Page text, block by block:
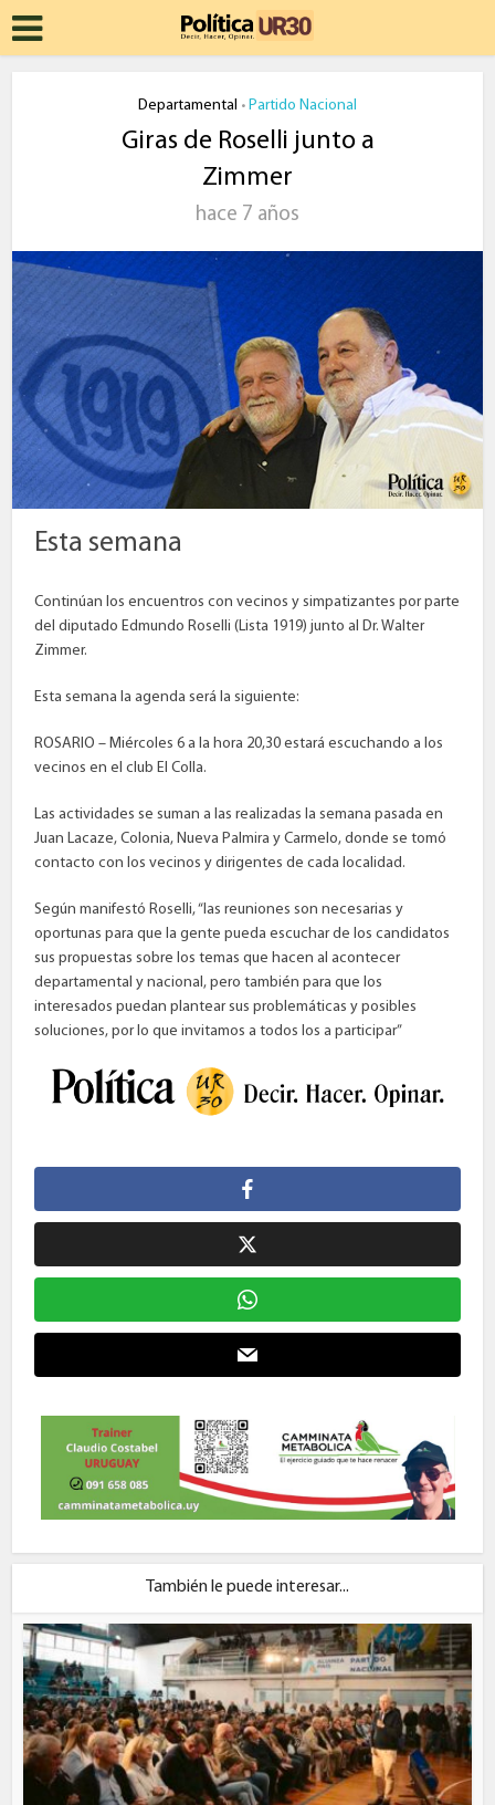
Departamental • Partido Nacional
Giras de Roselli junto a
Zimmer
hace 7 años
Esta semana
Continúan los encuentros con vecinos y simpatizantes por parte
del diputado Edmundo Roselli (Lista 1919) junto al Dr. Walter
Zimmer.
Esta semana la agenda será la siguiente:
ROSARIO – Miércoles 6 a la hora 20,30 estará escuchando a los
vecinos en el club El Colla.
Las actividades se suman a las realizadas la semana pasada en
Juan Lacaze, Colonia, Nueva Palmira y Carmelo, donde se tomó
contacto con los vecinos y dirigentes de cada localidad.
Según manifestó Roselli, “las reuniones son necesarias y
oportunas para que la gente pueda escuchar de los candidatos
sus propuestas sobre los temas que hacen al acontecer
departamental y nacional, pero también para que los
interesados puedan plantear sus problemáticas y posibles
soluciones, por lo que invitamos a todos los a participar”
También le puede interesar...